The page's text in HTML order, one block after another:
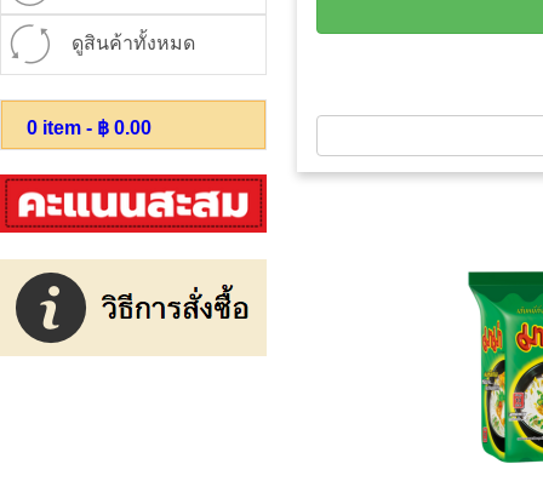
ดูสินค้าทั้งหมด
0 item - ฿ 0.00